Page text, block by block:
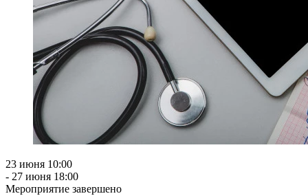
23 июня 10:00
- 27 июня 18:00
Мероприятие завершено